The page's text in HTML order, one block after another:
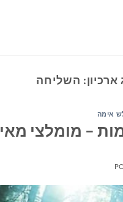
ארכיון: השליחה
אימה
מומלצי מאי 2015